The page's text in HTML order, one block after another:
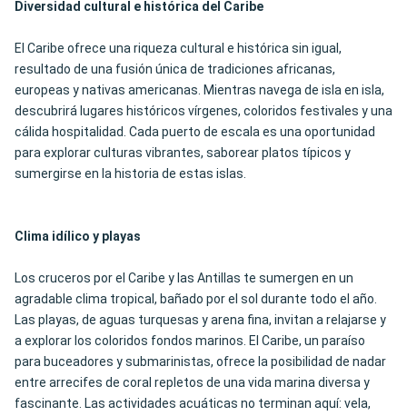
Diversidad cultural e histórica del Caribe
El Caribe ofrece una riqueza cultural e histórica sin igual,
resultado de una fusión única de tradiciones africanas,
europeas y nativas americanas. Mientras navega de isla en isla,
descubrirá lugares históricos vírgenes, coloridos festivales y una
cálida hospitalidad. Cada puerto de escala es una oportunidad
para explorar culturas vibrantes, saborear platos típicos y
sumergirse en la historia de estas islas.
Clima idílico y playas
Los cruceros por el Caribe y las Antillas te sumergen en un
agradable clima tropical, bañado por el sol durante todo el año.
Las playas, de aguas turquesas y arena fina, invitan a relajarse y
a explorar los coloridos fondos marinos. El Caribe, un paraíso
para buceadores y submarinistas, ofrece la posibilidad de nadar
entre arrecifes de coral repletos de una vida marina diversa y
fascinante. Las actividades acuáticas no terminan aquí: vela,